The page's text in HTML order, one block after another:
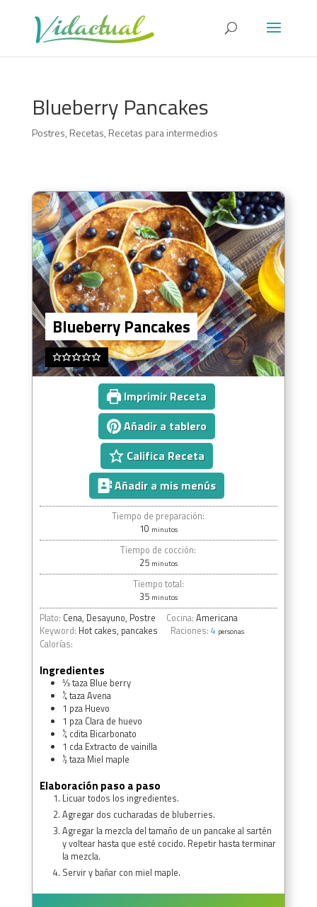
Blueberry Pancakes
Postres, Recetas, Recetas para intermedios
Blueberry Pancakes
Imprimir Receta
Añadir a tablero
Califica Receta
Añadir a mis menús
Tiempo de preparación:
10 minutos
Tiempo de cocción:
25 minutos
Tiempo total:
35 minutos
Plato: Cena, Desayuno, Postre Cocina: Americana
Keyword: Hot cakes, pancakes Raciones: 4 personas
Calorías:
Ingredientes
⅓taza Blue berry
¼tazaAvena
1 pza Huevo
1 pza Clara de huevo
¼ cdita Bicarbonato
1 cda Extracto de vainilla
½ taza Miel maple
Elaboración paso a paso
Licuar todos los ingredientes.
Agregar dos cucharadas de bluberries.
Agregar la mezcla del tamaño de un pancake al sartén
y voltear hasta que esté cocido. Repetir hasta terminar
la mezcla.
Servir y bañar con miel maple.